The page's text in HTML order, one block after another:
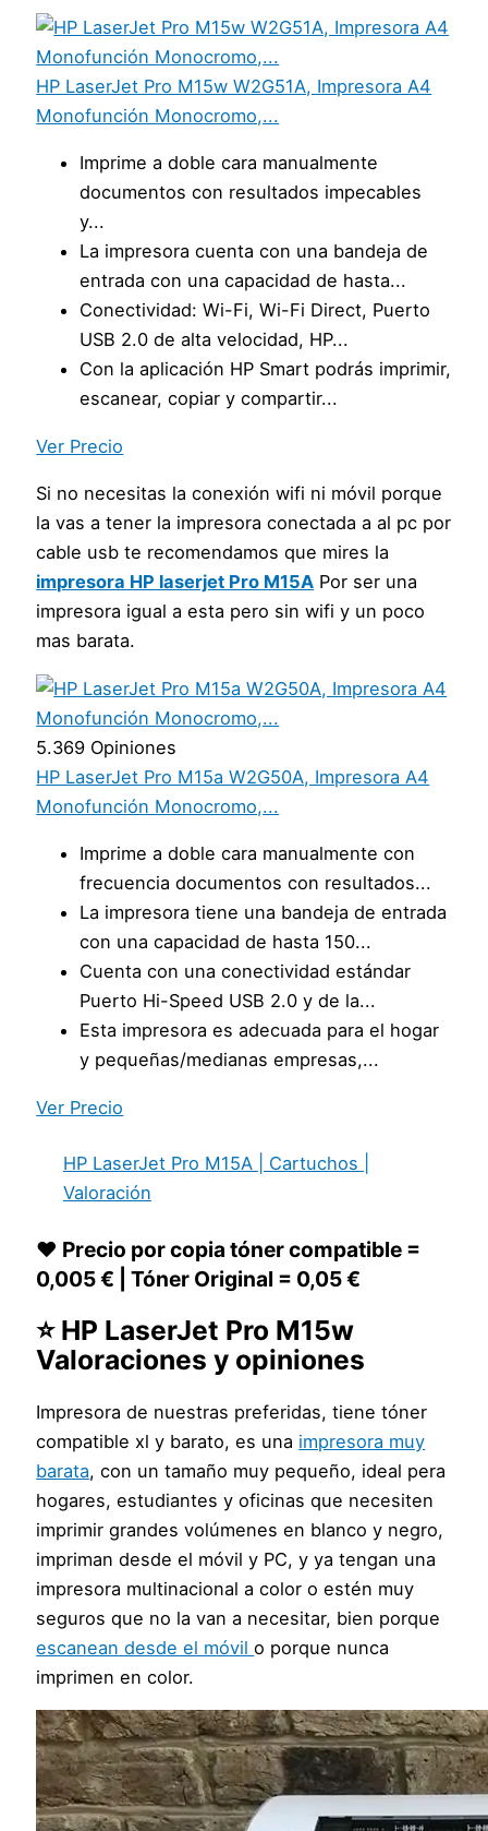
HP LaserJet Pro M15w W2G51A, Impresora A4
Monofunción Monocromo,...
Imprime a doble cara manualmente
documentos con resultados impecables
y...
La impresora cuenta con una bandeja de
entrada con una capacidad de hasta...
Conectividad: Wi-Fi, Wi-Fi Direct, Puerto
USB 2.0 de alta velocidad, HP...
Con la aplicación HP Smart podrás imprimir,
escanear, copiar y compartir...
Ver Precio
Si no necesitas la conexión wifi ni móvil porque
la vas a tener la impresora conectada a al pc por
cable usb te recomendamos que mires la
impresora HP laserjet Pro M15A Por ser una
impresora igual a esta pero sin wifi y un poco
mas barata.
5.369 Opiniones
HP LaserJet Pro M15a W2G50A, Impresora A4
Monofunción Monocromo,...
Imprime a doble cara manualmente con
frecuencia documentos con resultados...
La impresora tiene una bandeja de entrada
con una capacidad de hasta 150...
Cuenta con una conectividad estándar
Puerto Hi-Speed USB 2.0 y de la...
Esta impresora es adecuada para el hogar
y pequeñas/medianas empresas,...
Ver Precio
HP LaserJet Pro M15A | Cartuchos |
Valoración
❤️ Precio por copia tóner compatible =
0,005 € | Tóner Original = 0,05 €
⭐ HP LaserJet Pro M15w
Valoraciones y opiniones
Impresora de nuestras preferidas, tiene tóner
compatible xl y barato, es una impresora muy
barata, con un tamaño muy pequeño, ideal pera
hogares, estudiantes y oficinas que necesiten
imprimir grandes volúmenes en blanco y negro,
impriman desde el móvil y PC, y ya tengan una
impresora multinacional a color o estén muy
seguros que no la van a necesitar, bien porque
escanean desde el móvilo porque nunca
imprimen en color.